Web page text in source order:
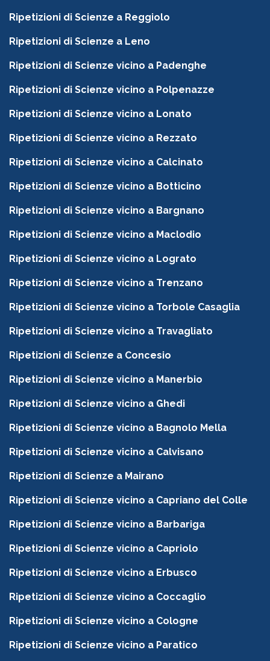
Ripetizioni di Scienze a Reggiolo
Ripetizioni di Scienze a Leno
Ripetizioni di Scienze vicino a Padenghe
Ripetizioni di Scienze vicino a Polpenazze
Ripetizioni di Scienze vicino a Lonato
Ripetizioni di Scienze vicino a Rezzato
Ripetizioni di Scienze vicino a Calcinato
Ripetizioni di Scienze vicino a Botticino
Ripetizioni di Scienze vicino a Bargnano
Ripetizioni di Scienze vicino a Maclodio
Ripetizioni di Scienze vicino a Lograto
Ripetizioni di Scienze vicino a Trenzano
Ripetizioni di Scienze vicino a Torbole Casaglia
Ripetizioni di Scienze vicino a Travagliato
Ripetizioni di Scienze a Concesio
Ripetizioni di Scienze vicino a Manerbio
Ripetizioni di Scienze vicino a Ghedi
Ripetizioni di Scienze vicino a Bagnolo Mella
Ripetizioni di Scienze vicino a Calvisano
Ripetizioni di Scienze a Mairano
Ripetizioni di Scienze vicino a Capriano del Colle
Ripetizioni di Scienze vicino a Barbariga
Ripetizioni di Scienze vicino a Capriolo
Ripetizioni di Scienze vicino a Erbusco
Ripetizioni di Scienze vicino a Coccaglio
Ripetizioni di Scienze vicino a Cologne
Ripetizioni di Scienze vicino a Paratico